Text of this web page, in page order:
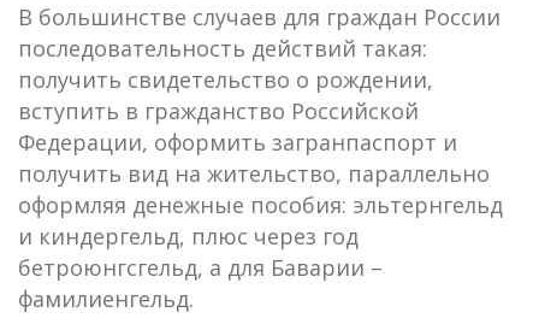
В большинстве случаев для граждан России
последовательность действий такая:
получить свидетельство о рождении,
вступить в гражданство Российской
Федерации, оформить загранпаспорт и
получить вид на жительство, параллельно
оформляя денежные пособия: эльтернгельд
и киндергельд, плюс через год
бетроюнгсгельд, а для Баварии –
фамилиенгельд.